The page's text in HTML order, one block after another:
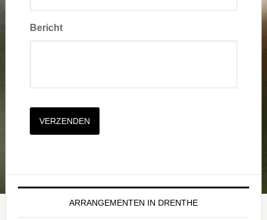
Bericht
VERZENDEN
ARRANGEMENTEN IN DRENTHE